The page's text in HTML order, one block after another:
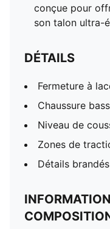
conçue pour
son talon ultra-
DÉTAILS
Fermeture à
Chaussure
Niveau de
Zones de
Détails